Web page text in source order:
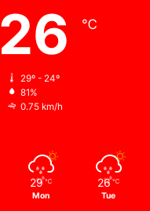
26 ℃
29º - 24º
81%
0.75 km/h
29 ℃
Mon
26 ℃
Tue